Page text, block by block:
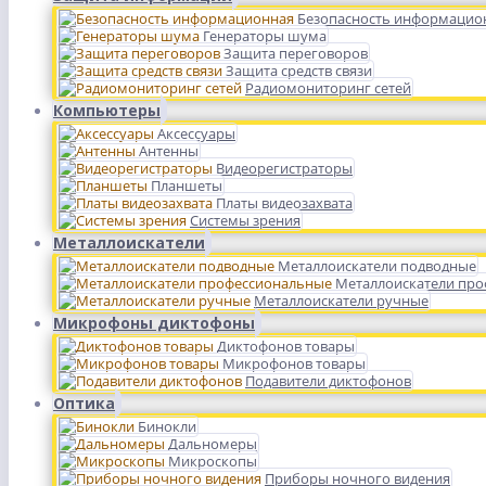
Безопасность
Генераторы шума
Защита переговоров
Защита средств связи
Радиомониторинг сетей
Компьютеры
Аксессуары
Антенны
Видеорегистраторы
Планшеты
Платы видеозахвата
Системы зрения
Металлоискатели
Металлоискатели подводные
Металлоискатели
Металлоискатели ручные
Микрофоны диктофоны
Диктофонов товары
Микрофонов товары
Подавители диктофонов
Оптика
Бинокли
Дальномеры
Микроскопы
Приборы ночного видения